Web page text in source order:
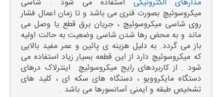
مدارهای الکترونیکی استفاده می شود . شاسی
میکروسوئیچ بصورت فنری می باشد و تا زمان اعمال فشار
روی شاسی میکروسوئیچ ، جریان برق قطع یا وصل می
ماند و به محض رها شدن شاسی وضعیت به حالت اولیه
باز می گردد. به دلیل هزینه ی پائین و عمر مفید بالایی
که میکروسوئیچ دارد از این قطعه بسیار زیاد استفاده می
شود . از کاربردهای رایج میکروسوئیچ اینترلاک درهای
دستگاه مایکروویو ، دستگاه های سکه ای ، کلید های
تشخیص طبقه و ایمنی آسانسورها می باشد .